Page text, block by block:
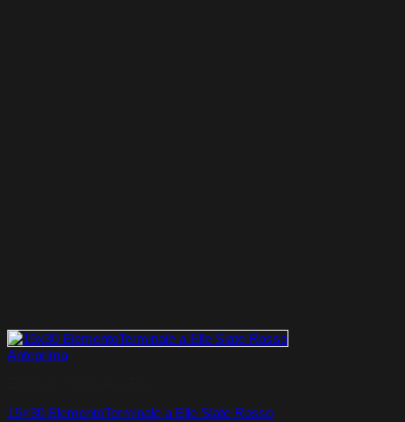
Anteprima
15×30 ElementoTerminale a Elle Slate Rosso